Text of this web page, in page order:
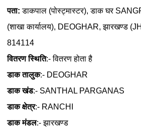
पता: डाकपाल (पोस्ट्मास्टर), डाक घर
(शाखा कार्यालय), DEOGHAR, झारखण्ड
814114
वितरण स्थिति:- वितरण होता है
डाक तालुक:- DEOGHAR
डाक खंड:- SANTHAL PARGANAS
डाक क्षेत्र:- RANCHI
डाक मंडल:- झारखण्ड